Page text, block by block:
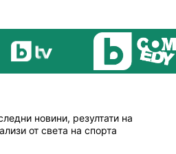
новини, резултати на
от света на спорта